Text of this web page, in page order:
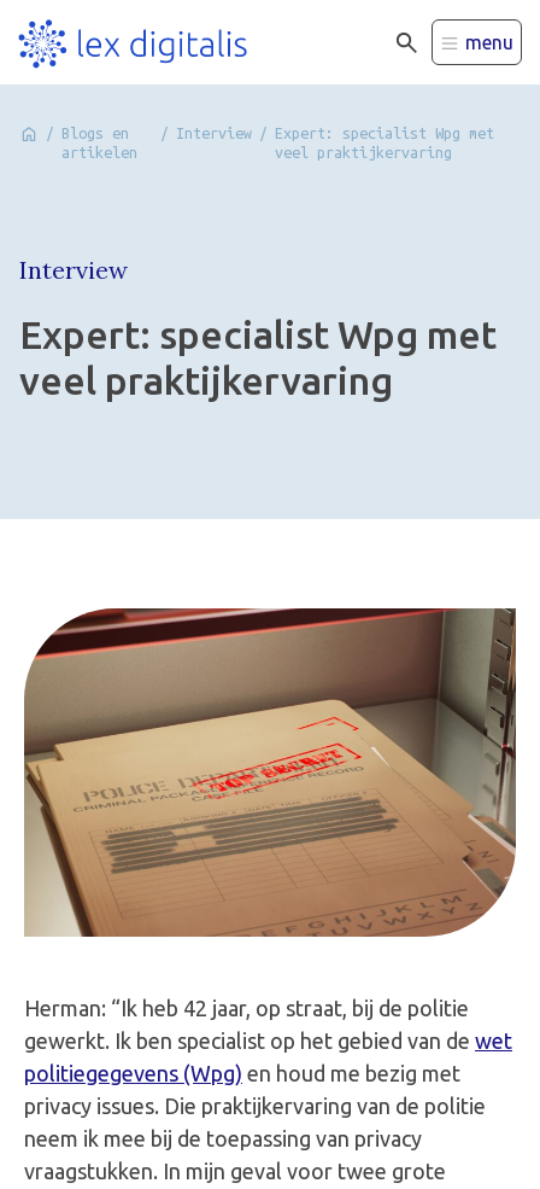
menu
/ Blogs en
artikelen
/ Interview / Expert: specialist Wpg met
veel praktijkervaring
Interview
Expert: specialist Wpg met
veel praktijkervaring
Herman: “Ik heb 42 jaar, op straat, bij de politie
gewerkt. Ik ben specialist op het gebied van de wet
politiegegevens (Wpg) en houd me bezig met
privacy issues. Die praktijkervaring van de politie
neem ik mee bij de toepassing van privacy
vraagstukken. In mijn geval voor twee grote